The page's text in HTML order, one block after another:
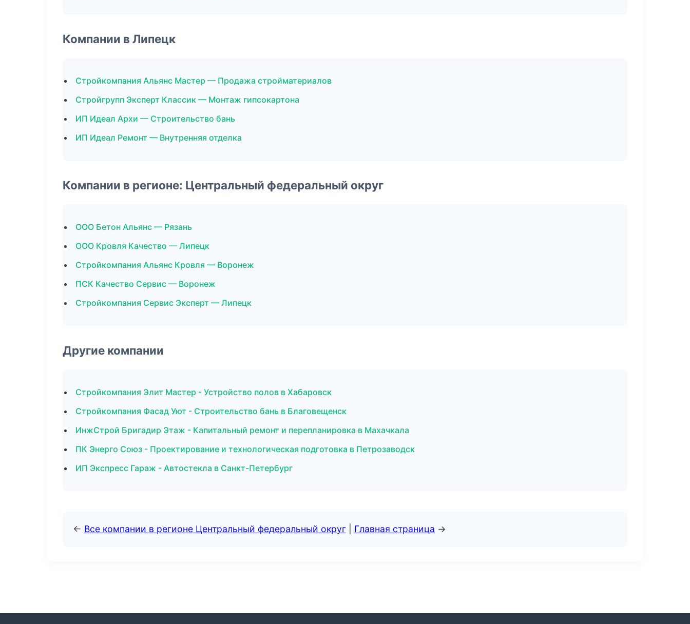
Компании в Липецк
Стройкомпания Альянс Мастер — Продажа стройматериалов
Стройгрупп Эксперт Классик — Монтаж гипсокартона
ИП Идеал Архи — Строительство бань
ИП Идеал Ремонт — Внутренняя отделка
Компании в регионе: Центральный федеральный округ
ООО Бетон Альянс — Рязань
ООО Кровля Качество — Липецк
Стройкомпания Альянс Кровля — Воронеж
ПСК Качество Сервис — Воронеж
Стройкомпания Сервис Эксперт — Липецк
Другие компании
Стройкомпания Элит Мастер - Устройство полов в Хабаровск
Стройкомпания Фасад Уют - Строительство бань в Благовещенск
ИнжСтрой Бригадир Этаж - Капитальный ремонт и перепланировка в Махачкала
ПК Энерго Союз - Проектирование и технологическая подготовка в Петрозаводск
ИП Экспресс Гараж - Автостекла в Санкт-Петербург
← Все компании в регионе Центральный федеральный округ Главная страница →